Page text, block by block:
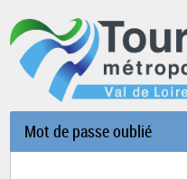
Mot de passe oublié